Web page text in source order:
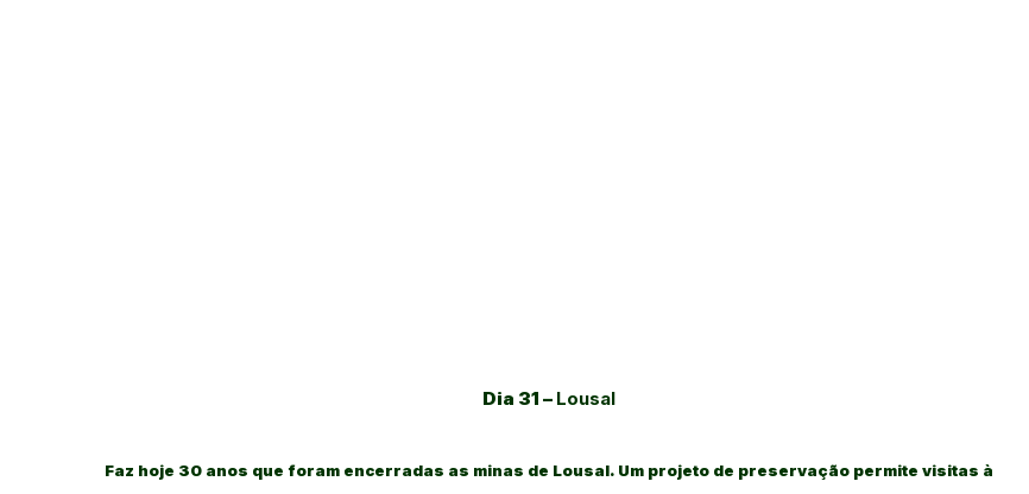
Dia 31 – Lousal
Faz hoje 30 anos que foram encerradas as minas de Lousal. Um projeto de preservação permite visitas à